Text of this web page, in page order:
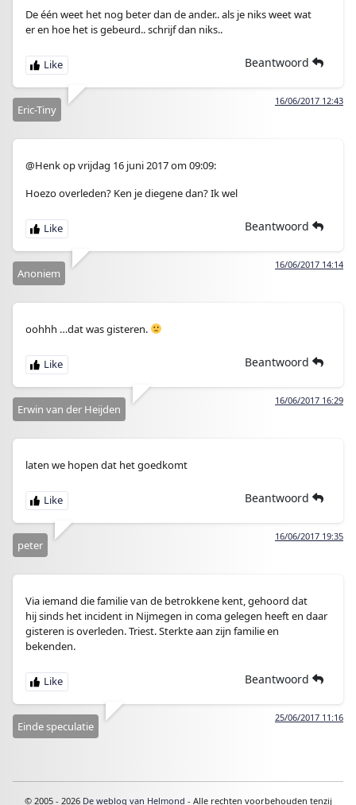
De één weet het nog beter dan de ander.. als je niks weet wat
er en hoe het is gebeurd.. schrijf dan niks..
Beantwoord
16/06/2017 12:43
Eric-Tiny
@Henk op vrijdag 16 juni 2017 om 09:09:
Hoezo overleden? Ken je diegene dan? Ik wel
Beantwoord
16/06/2017 14:14
Anoniem
oohhh …dat was gisteren.
Beantwoord
16/06/2017 16:29
Erwin van der Heijden
laten we hopen dat het goedkomt
Beantwoord
16/06/2017 19:35
peter
Via iemand die familie van de betrokkene kent, gehoord dat
hij sinds het incident in Nijmegen in coma gelegen heeft en daar
gisteren is overleden. Triest. Sterkte aan zijn familie en
bekenden.
Beantwoord
25/06/2017 11:16
Einde speculatie
© 2005 - 2026 De weblog van Helmond - Alle rechten voorbehouden tenzij